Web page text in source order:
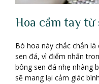
Hoa cầm tay từ
Bó hoa này chắc chắn
sen đá, vì điểm nhấn
bông sen đá nhẹ nhàng
sẽ mang lại cảm giác